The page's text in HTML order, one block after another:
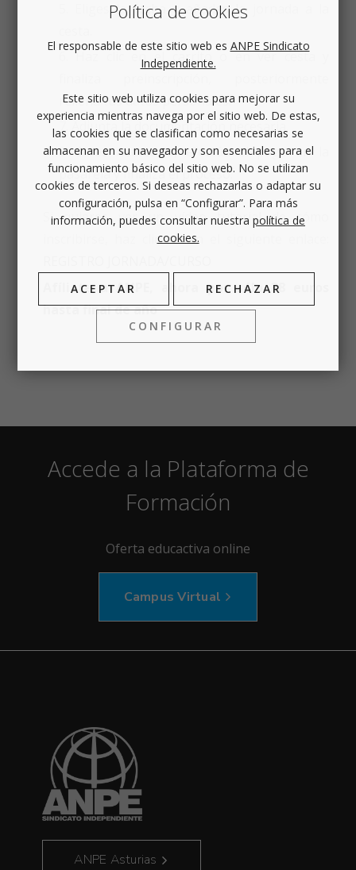
Eliges la fecha y añades la jornada a la
Haz clic en el carrito o en ver cesta y
rellena tus datos personales.
Adjunta la documentación necesaria.
Si es necesario, efectúa el pago en la
pasarela y finaliza el proceso.
Si quieres ver un vídeo tutorial de cómo
inscribirse, haz clic en en el siguiente enlace:
Afíliate a ANPE, ahora por sólo 38 euros
hasta final de año
Accede a la Plataforma de
Formación
Oferta educactiva online
Campus Virtual
ANPE Asturias
Política de cookies
El responsable de este sitio web es ANPE Sindicato
Independiente.
Este sitio web utiliza cookies para mejorar su
experiencia mientras navega por el sitio web. De estas,
las cookies que se clasifican como necesarias se
almacenan en su navegador y son esenciales para el
funcionamiento básico del sitio web. No se utilizan
cookies de terceros. Si deseas rechazarlas o adaptar su
configuración, pulsa en “Configurar”. Para más
información, puedes consultar nuestra política de
cookies.
ACEPTAR RECHAZAR
CONFIGURAR